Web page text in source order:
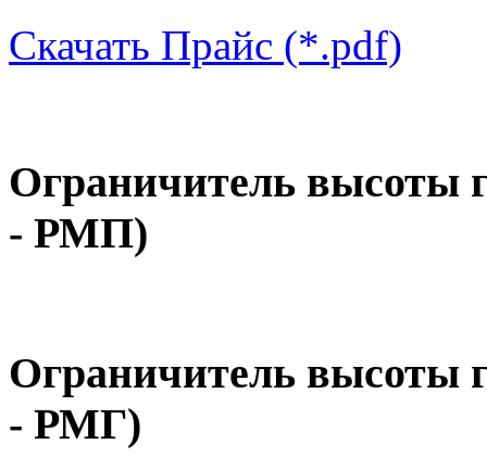
Скачать Прайс (*.pdf)
Ограничитель высоты
- РМП)
Ограничитель высоты
- РМГ)